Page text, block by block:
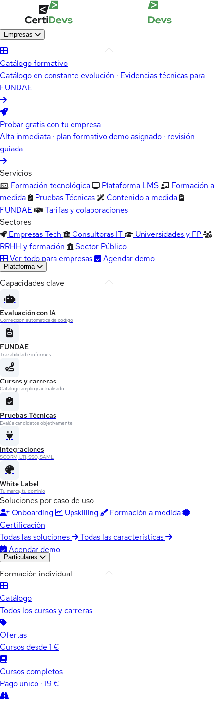
Empresas
Catálogo formativo
Catálogo en constante evolución · Evidencias técnicas para
FUNDAE
Probar gratis con tu empresa
Alta inmediata · plan formativo demo asignado · revisión
guiada
Servicios
Formación tecnológica
Plataforma LMS
Formación a
medida
Pruebas Técnicas
Contenido a medida
FUNDAE
Tarifas y colaboraciones
Sectores
Empresas Tech
Consultoras IT
Universidades y FP
RRHH y formación
Sector Público
Ver todo para empresas
Agendar demo
Plataforma
Capacidades clave
Evaluación con IA
Corrección automática de código
FUNDAE
Trazabilidad e informes
Cursos y carreras
Catálogo amplio y actualizado
Pruebas Técnicas
Evalúa candidatos objetivamente
Integraciones
SCORM, LTI, SSO, SAML
White Label
Tu marca, tu dominio
Soluciones por caso de uso
Onboarding
Upskilling
Formación a medida
Certificación
Todas las soluciones
Todas las características
Agendar demo
Particulares
Formación individual
Catálogo
Todos los cursos y carreras
Ofertas
Cursos desde 1 €
Cursos completos
Pago único · 19 €